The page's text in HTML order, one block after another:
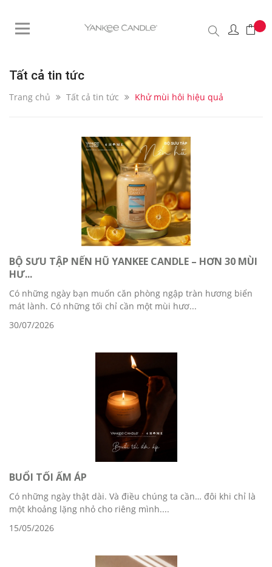
Tất cả tin tức
Trang chủ Tất cả tin tức Khử mùi hôi hiệu quả
BỘ SƯU TẬP NẾN HŨ YANKEE CANDLE – HƠN 30 MÙI
HƯ...
Có những ngày bạn muốn căn phòng ngập tràn hương biển
mát lành. Có những tối chỉ cần một mùi hươ...
30/07/2026
BUỔI TỐI ẤM ÁP
Có những ngày thật dài. Và điều chúng ta cần… đôi khi chỉ là
một khoảng lặng nhỏ cho riêng mình....
15/05/2026